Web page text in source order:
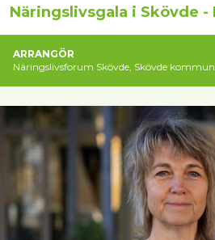
Näringslivsgala i Skövde -
ARRANGÖR
Näringslivsforum Skövde, Skövde